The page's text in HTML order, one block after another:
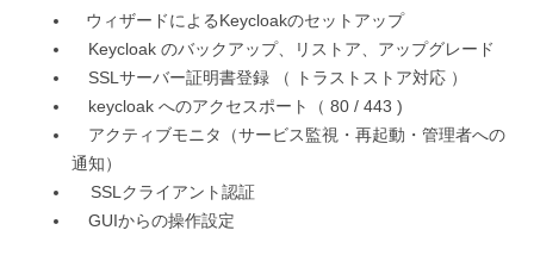
ウィザードによるKeycloakのセットアップ
Keycloak のバックアップ、リストア、アップグレード
SSLサーバー証明書登録 （ トラストストア対応 ）
keycloak へのアクセスポート（ 80 / 443 )
アクティブモニタ（サービス監視・再起動・管理者への
通知）
SSLクライアント認証
GUIからの操作設定